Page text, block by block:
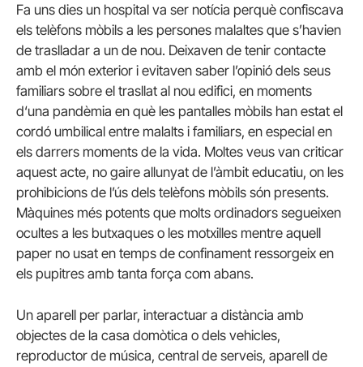
Fa uns dies un hospital va ser notícia perquè confiscava
els telèfons mòbils a les persones malaltes que s’havien
de traslladar a un de nou. Deixaven de tenir contacte
amb el món exterior i evitaven saber l’opinió dels seus
familiars sobre el trasllat al nou edifici, en moments
d‘una pandèmia en què les pantalles mòbils han estat el
cordó umbilical entre malalts i familiars, en especial en
els darrers moments de la vida. Moltes veus van criticar
aquest acte, no gaire allunyat de l’àmbit educatiu, on les
prohibicions de l’ús dels telèfons mòbils són presents.
Màquines més potents que molts ordinadors segueixen
ocultes a les butxaques o les motxilles mentre aquell
paper no usat en temps de confinament ressorgeix en
els pupitres amb tanta força com abans.
Un aparell per parlar, interactuar a distància amb
objectes de la casa domòtica o dels vehicles,
reproductor de música, central de serveis, aparell de